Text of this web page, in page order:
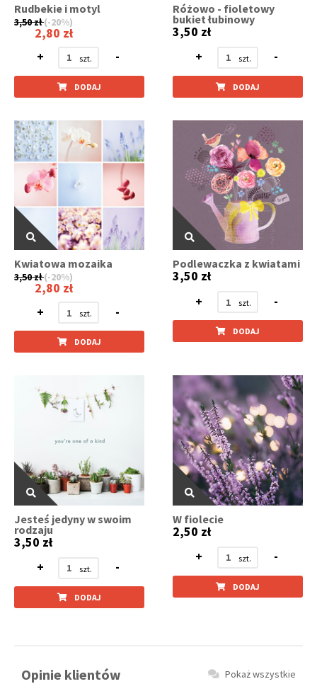
Rudbekie i motyl
3,50 zł (-20%)
2,80 zł
+
-
DODAJ
Różowo - fioletowy
bukiet łubinowy
3,50 zł
+
-
DODAJ
Kwiatowa mozaika
3,50 zł (-20%)
2,80 zł
+
-
DODAJ
Podlewaczka z kwiatami
3,50 zł
+
-
DODAJ
Jesteś jedyny w swoim
rodzaju
3,50 zł
+
-
DODAJ
W fiolecie
2,50 zł
+
-
DODAJ
Opinie klientów Pokaż wszystkie